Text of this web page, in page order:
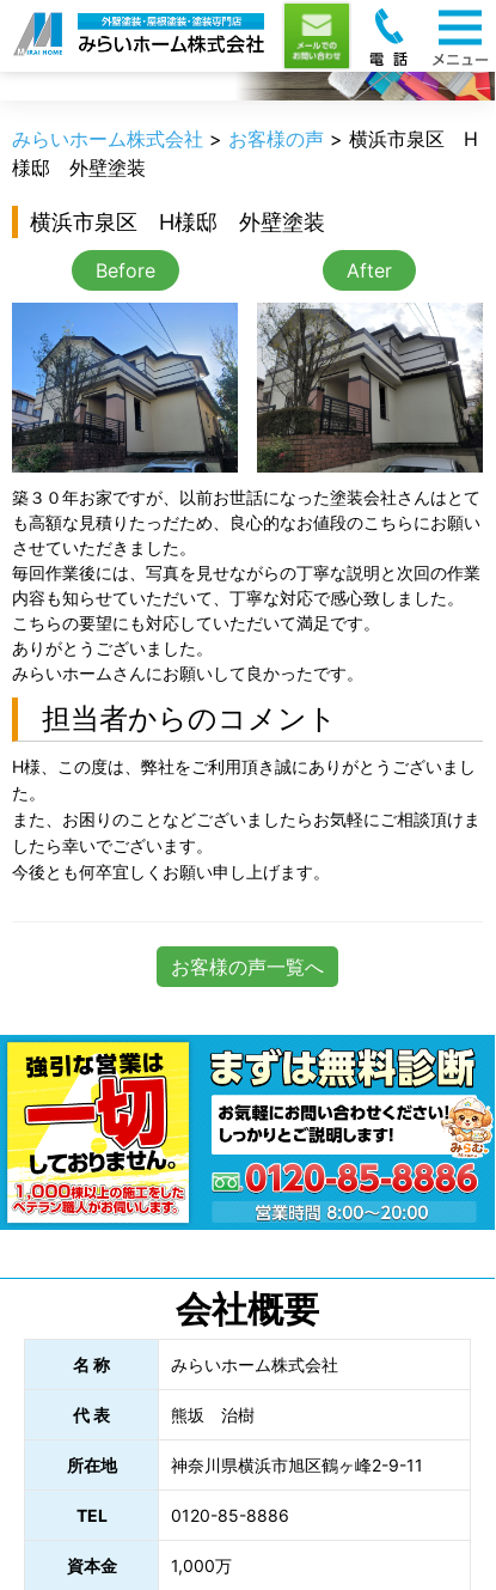
お客様の声
みらいホーム株式会社 > お客様の声 > 横浜市泉区 H
様邸 外壁塗装
横浜市泉区 H様邸 外壁塗装
Before After
築３０年お家ですが、以前お世話になった塗装会社さんはとて
も高額な見積りたっだため、良心的なお値段のこちらにお願い
させていただきました。
毎回作業後には、写真を見せながらの丁寧な説明と次回の作業
内容も知らせていただいて、丁寧な対応で感心致しました。
こちらの要望にも対応していただいて満足です。
ありがとうございました。
みらいホームさんにお願いして良かったです。
担当者からのコメント
H様、この度は、弊社をご利用頂き誠にありがとうございまし
た。
また、お困りのことなどございましたらお気軽にご相談頂けま
したら幸いでございます。
今後とも何卒宜しくお願い申し上げます。
お客様の声一覧へ
会社概要
名 称 みらいホーム株式会社
代 表 熊坂 治樹
所在地 神奈川県横浜市旭区鶴ヶ峰2-9-11
TEL 0120-85-8886
資本金 1,000万